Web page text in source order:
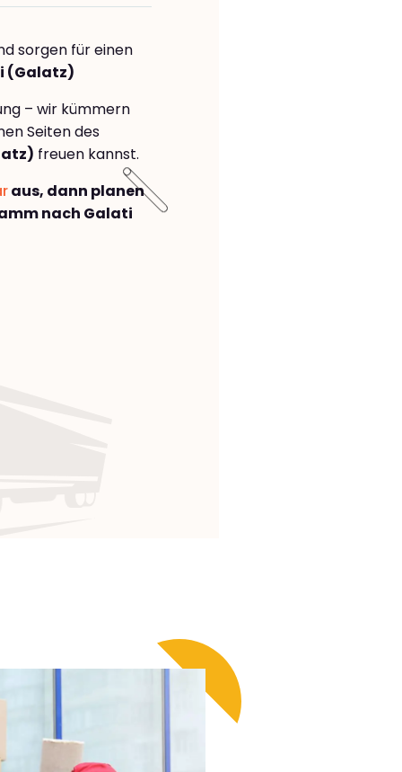
sorgen für einen
(Galatz)
– wir kümmern
Seiten des
freuen kannst.
aus, dann planen
nach Galati